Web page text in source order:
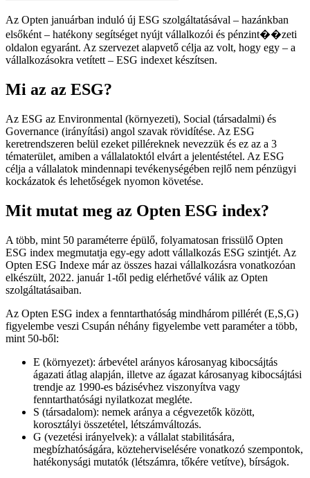
Az Opten januárban induló új ESG szolgáltatásával – hazánkban
elsőként – hatékony segítséget nyújt vállalkozói és pénzint��zeti
oldalon egyaránt. Az szervezet alapvető célja az volt, hogy egy – a
vállalkozásokra vetített – ESG indexet készítsen.
Mi az az ESG?
Az ESG az Environmental (környezeti), Social (társadalmi) és
Governance (irányítási) angol szavak rövidítése. Az ESG
keretrendszeren belül ezeket pilléreknek nevezzük és ez az a 3
tématerület, amiben a vállalatoktól elvárt a jelentéstétel. Az ESG
célja a vállalatok mindennapi tevékenységében rejlő nem pénzügyi
kockázatok és lehetőségek nyomon követése.
Mit mutat meg az Opten ESG index?
A több, mint 50 paraméterre épülő, folyamatosan frissülő Opten
ESG index megmutatja egy-egy adott vállalkozás ESG szintjét. Az
Opten ESG Indexe már az összes hazai vállalkozásra vonatkozóan
elkészült, 2022. január 1-től pedig elérhetővé válik az Opten
szolgáltatásaiban.
Az Opten ESG index a fenntarthatóság mindhárom pillérét (E,S,G)
figyelembe veszi Csupán néhány figyelembe vett paraméter a több,
mint 50-ből:
E (környezet): árbevétel arányos károsanyag kibocsájtás
ágazati átlag alapján, illetve az ágazat károsanyag kibocsájtási
trendje az 1990-es bázisévhez viszonyítva vagy
fenntarthatósági nyilatkozat megléte.
S (társadalom): nemek aránya a cégvezetők között,
korosztályi összetétel, létszámváltozás.
G (vezetési irányelvek): a vállalat stabilitására,
megbízhatóságára, közteherviselésére vonatkozó szempontok,
hatékonysági mutatók (létszámra, tőkére vetítve), bírságok.